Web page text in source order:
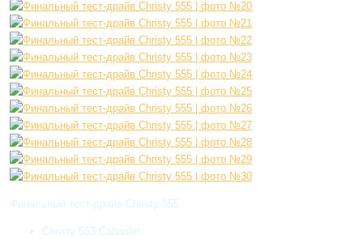
Финальный тест-драйв Christy 555
Christy 553 Cabriolet